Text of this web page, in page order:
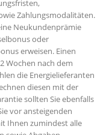
Zahlungsmodalitäten.
Neukundenprämie
oder
erweisen. Einen
Wochen nach dem
die Energielieferanten
diesen mit der
sollten Sie ebenfalls
vor ansteigenden
Ihnen zumindest alle